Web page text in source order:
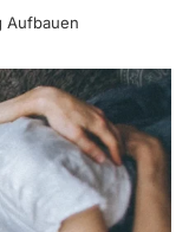
Aufbauen